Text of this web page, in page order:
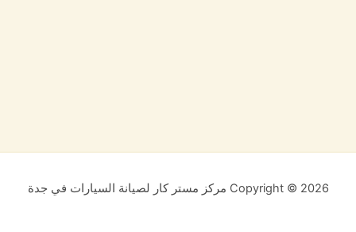
Copyright © 2026 مركز مستر كار لصيانة السيارات في جدة